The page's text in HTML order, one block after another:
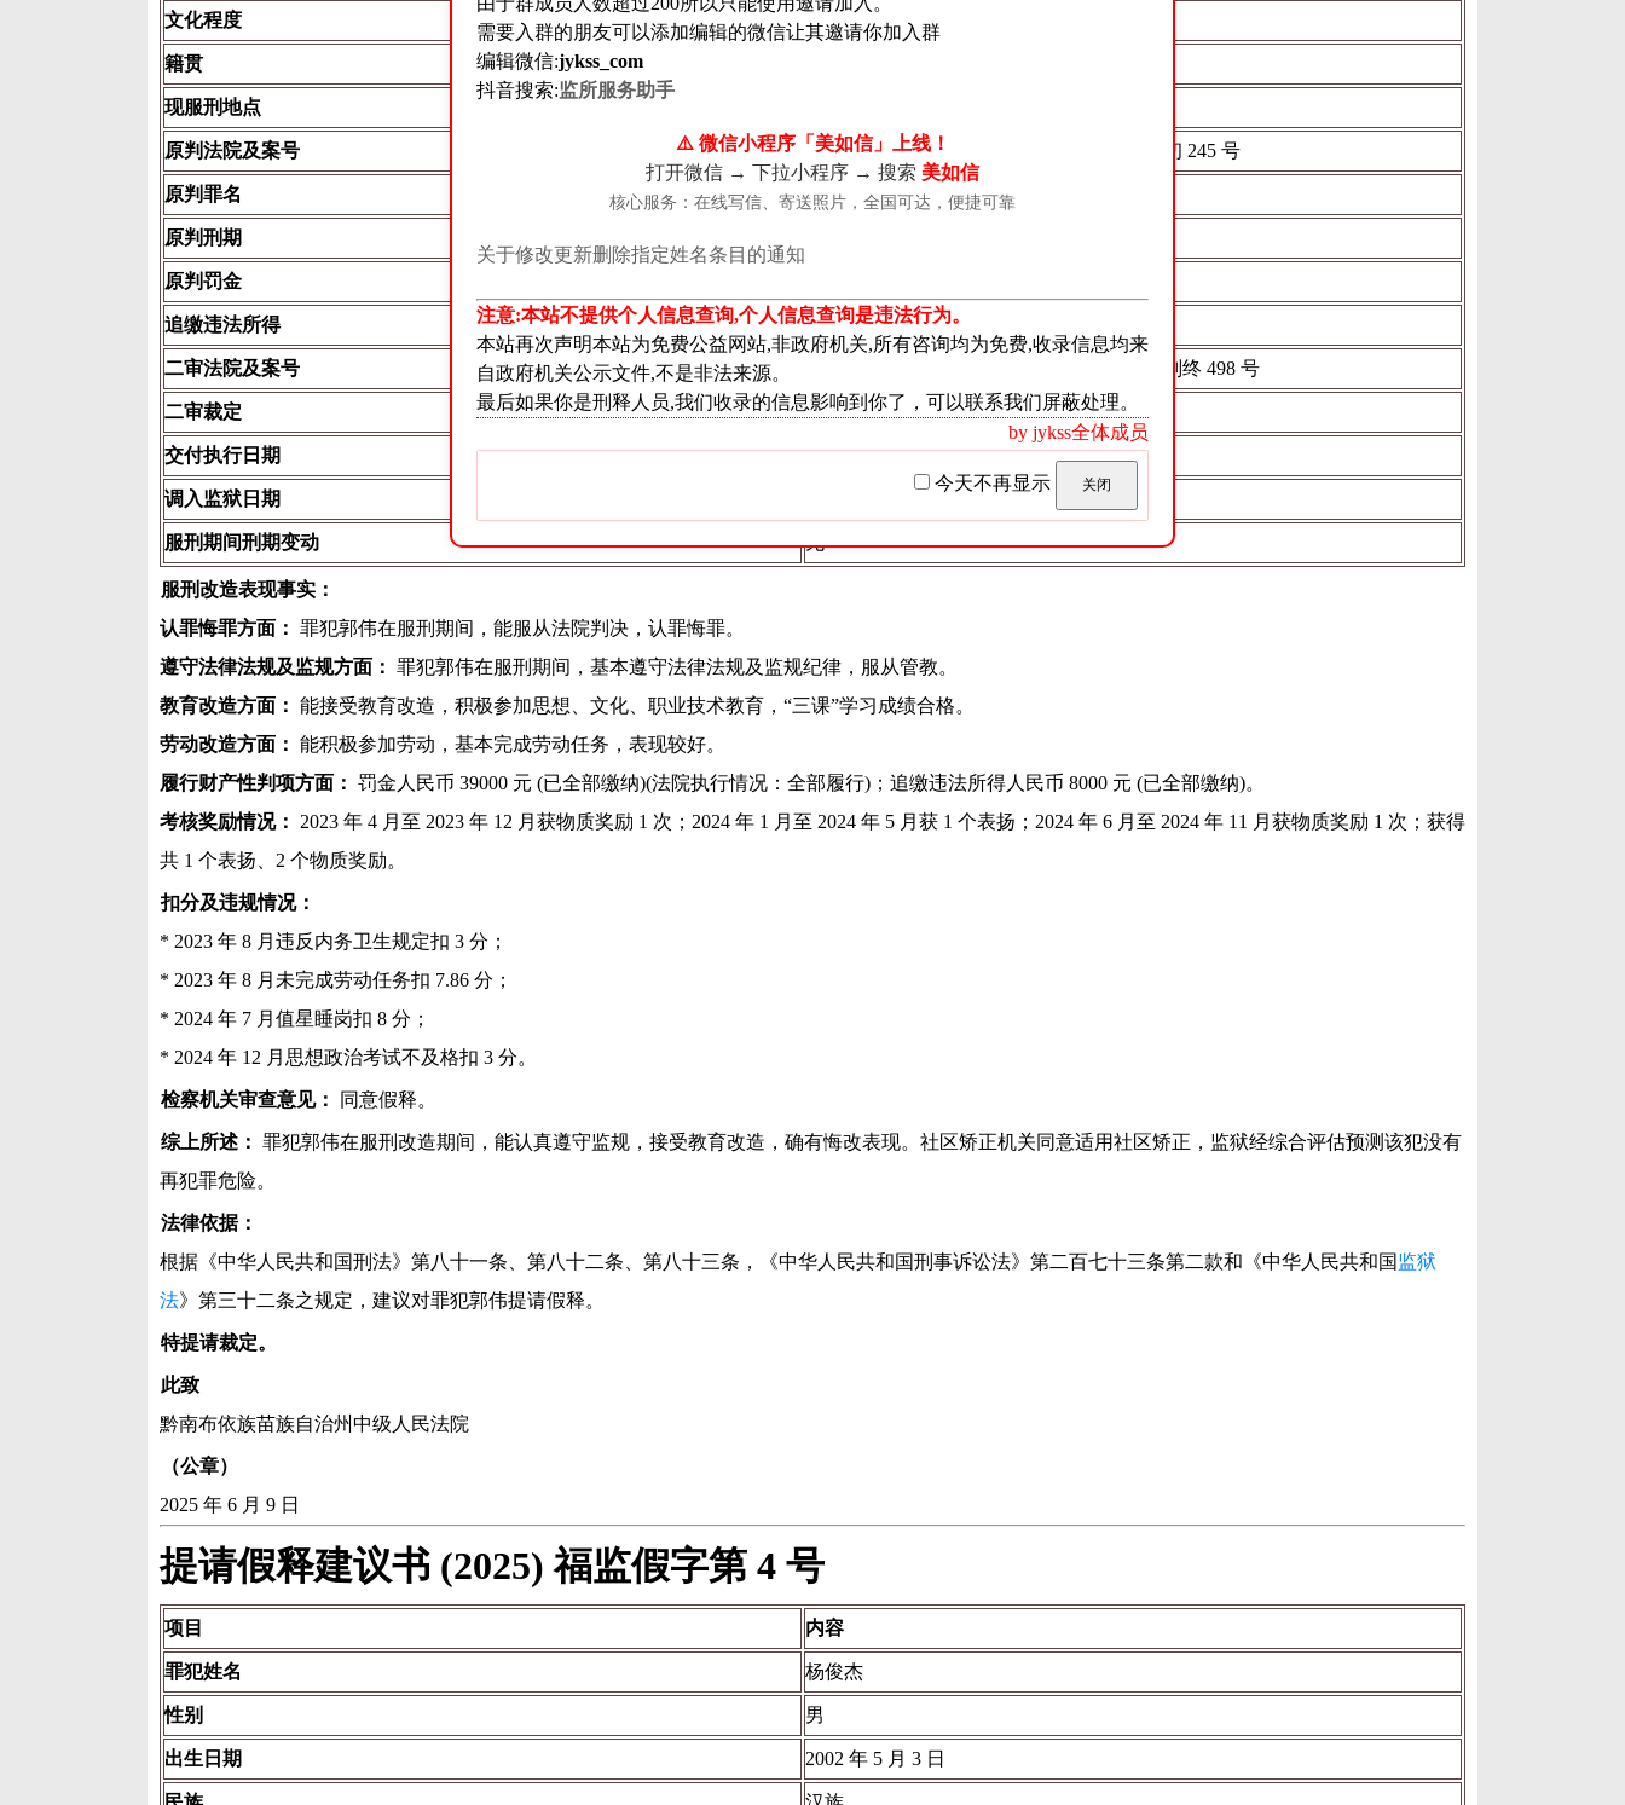
文化程度 初中
籍贯
现服刑地点
原判法院及案号 贵州省纳雍县人民法院（2022）黔 0525 刑初 245 号
原判罪名 诈骗罪 、偷越国境罪
原判刑期
原判罚金
追缴违法所得 人民币 8000 元
二审法院及案号 贵州省毕节市中级人民法院（2022）黔 05 刑终 498 号
二审裁定 驳回上诉，维持原判
交付执行日期 2023 年 4 月 17 日
调入监狱日期 2023 年 4 月 17 日
服刑期间刑期变动 无
服刑改造表现事实：
认罪悔罪方面： 罪犯郭伟在服刑期间，能服从法院判决，认罪悔罪。
遵守法律法规及监规方面： 罪犯郭伟在服刑期间，基本遵守法律法规及监规纪律，服从管教。
教育改造方面： 能接受教育改造，积极参加思想、文化、职业技术教育，“三课”学习成绩合格。
劳动改造方面： 能积极参加劳动，基本完成劳动任务，表现较好。
履行财产性判项方面： 罚金人民币 39000 元 (已全部缴纳)(法院执行情况：全部履行)；追缴违法所得人民币 8000 元 (已全部缴纳)。
考核奖励情况：
2023 年 4 月至 2023 年 12 月获物质奖励 1 次；2024 年 1 月至 2024 年 5 月获 1 个表扬；2024 年 6 月至 2024 年 11 月获物质奖励 1 次；获得
共 1 个表扬、2 个物质奖励。
扣分及违规情况：
* 2023 年 8 月违反内务卫生规定扣 3 分；
* 2023 年 8 月未完成劳动任务扣 7.86 分；
* 2024 年 7 月值星睡岗扣 8 分；
* 2024 年 12 月思想政治考试不及格扣 3 分。
检察机关审查意见： 同意假释。
综上所述： 罪犯郭伟在服刑改造期间，能认真遵守监规，接受教育改造，确有悔改表现。社区矫正机关同意适用社区矫正，监狱经综合评估预测该犯没有
再犯罪危险。
法律依据：
根据《中华人民共和国刑法》第八十一条、第八十二条、第八十三条，《中华人民共和国刑事诉讼法》第二百七十三条第二款和《中华人民共和国监狱
法》第三十二条之规定，建议对罪犯郭伟提请假释。
特提请裁定。
此致
黔南布依族苗族自治州中级人民法院
（公章）
2025 年 6 月 9 日
提请假释建议书 (2025) 福监假字第 4 号
项目 内容
罪犯姓名 杨俊杰
性别 男
出生日期 2002 年 5 月 3 日
需要入群的朋友可以添加编辑的微信让其邀请你加入群
编辑微信:jykss_com
抖音搜索:监所服务助手
⚠️ 微信小程序「美如信」上线！
打开微信 → 下拉小程序 → 搜索 美如信
核心服务：在线写信、寄送照片，全国可达，便捷可靠
关于修改更新删除指定姓名条目的通知
注意:本站不提供个人信息查询,个人信息查询是违法行为。
本站再次声明本站为免费公益网站,非政府机关,所有咨询均为免费,收录信息均来
自政府机关公示文件,不是非法来源。
最后如果你是刑释人员,我们收录的信息影响到你了，可以联系我们屏蔽处理。
by jykss全体成员
今天不再显示 关闭